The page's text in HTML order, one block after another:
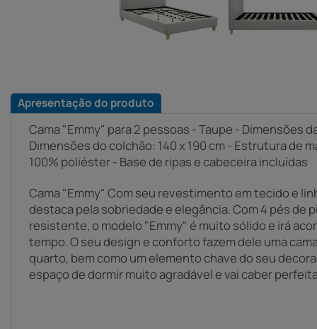
Apresentação do produto
Cama "Emmy" para 2 pessoas - Taupe - Dimensões
Dimensões do colchão: 140 x 190 cm - Estrutura de
100% poliéster - Base de ripas e cabeceira incluídas
Cama "Emmy" Com seu revestimento em tecido e
destaca pela sobriedade e elegância. Com 4 pés de
resistente, o modelo "Emmy" é muito sólido e irá
tempo. O seu design e conforto fazem dele uma
quarto, bem como um elemento chave do seu
espaço de dormir muito agradável e vai caber